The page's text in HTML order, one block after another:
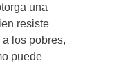
una
resiste
los pobres,
puede